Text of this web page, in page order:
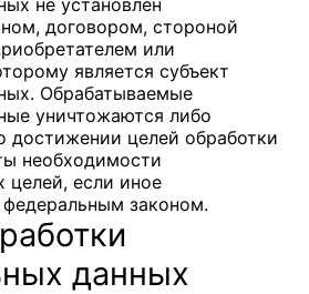
не установлен
договором, стороной
или
является субъект
Обрабатываемые
уничтожаются либо
достижении целей обработки
необходимости
целей, если иное
законом.
данных